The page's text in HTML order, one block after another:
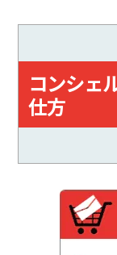
コンシェ
仕方